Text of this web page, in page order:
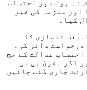
نہ ہونے پر احتساب
اور ملزمہ کی غیر
کیا۔
ناسازی کا
دائر کی۔
عدالت کے جج
اگر بشریٰ بی بی
جاری کئے جائیں